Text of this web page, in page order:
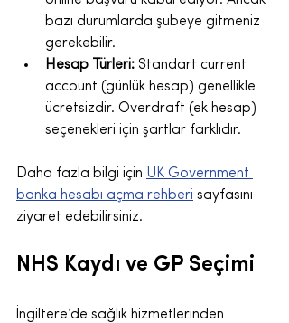
bazı durumlarda şubeye gitmeniz
gerekebilir.
Hesap Türleri: Standart current
account (günlük hesap) genellikle
ücretsizdir. Overdraft (ek hesap)
seçenekleri için şartlar farklıdır.
Daha fazla bilgi için UK Government
banka hesabı açma rehberi sayfasını
ziyaret edebilirsiniz.
NHS Kaydı ve GP Seçimi
İngiltere’de sağlık hizmetlerinden